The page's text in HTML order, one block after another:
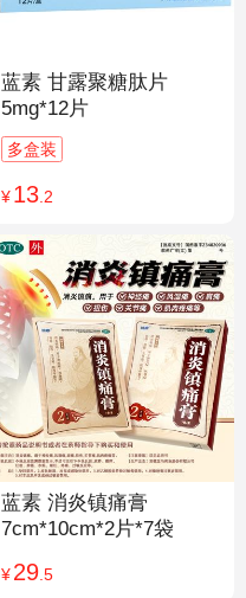
蓝素 甘露聚糖肽片
5mg*12片
多盒装
¥13.2
蓝素 消炎镇痛膏
7cm*10cm*2片*7袋
¥29.5